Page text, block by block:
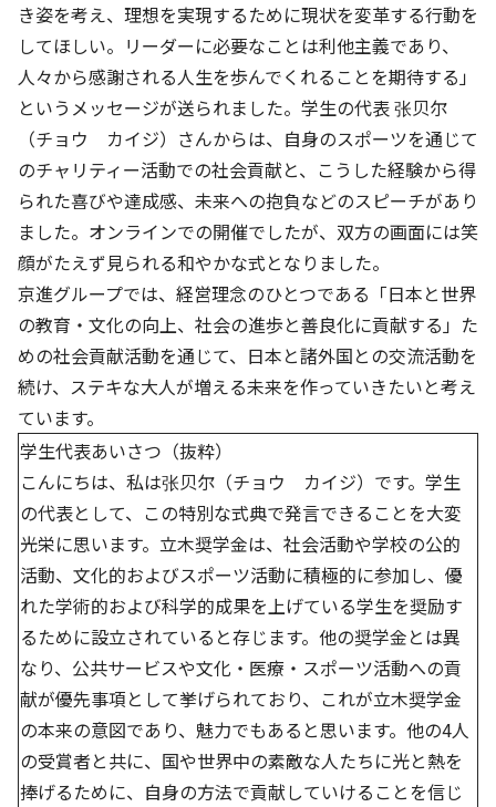
き姿を考え、理想を実現するために現状を変革する行動を
してほしい。リーダーに必要なことは利他主義であり、
人々から感謝される人生を歩んでくれることを期待する」
というメッセージが送られました。学生の代表 张贝尔
（チョウ カイジ）さんからは、自身のスポーツを通じて
のチャリティー活動での社会貢献と、こうした経験から得
られた喜びや達成感、未来への抱負などのスピーチがあり
ました。オンラインでの開催でしたが、双方の画面には笑
顔がたえず見られる和やかな式となりました。
京進グループでは、経営理念のひとつである「日本と世界
の教育・文化の向上、社会の進歩と善良化に貢献する」た
めの社会貢献活動を通じて、日本と諸外国との交流活動を
続け、ステキな大人が増える未来を作っていきたいと考え
ています。
学生代表あいさつ（抜粋）
こんにちは、私は张贝尔（チョウ カイジ）です。学生
の代表として、この特別な式典で発言できることを大変
光栄に思います。立木奨学金は、社会活動や学校の公的
活動、文化的およびスポーツ活動に積極的に参加し、優
れた学術的および科学的成果を上げている学生を奨励す
るために設立されていると存じます。他の奨学金とは異
なり、公共サービスや文化・医療・スポーツ活動への貢
献が優先事項として挙げられており、これが立木奨学金
の本来の意図であり、魅力でもあると思います。他の4人
の受賞者と共に、国や世界中の素敵な人たちに光と熱を
捧げるために、自身の方法で貢献していけることを信じ